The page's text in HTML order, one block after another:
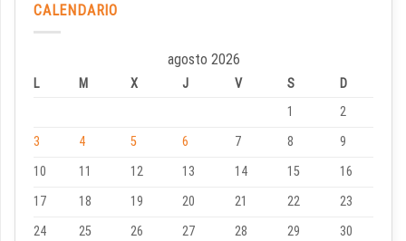
CALENDARIO
agosto 2026
L M X J V S
D
1
2
3
4 5 6 7 8
9
10
11 12 13 14 15
16
17
18 19 20 21 22
23
24
25 26 27 28 29
30